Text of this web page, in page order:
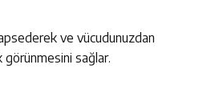
ve vücudunuzdan
sağlar.